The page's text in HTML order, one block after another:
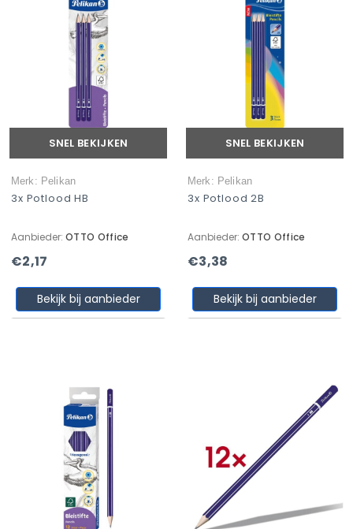
SNEL BEKIJKEN
Merk: Pelikan
3x Potlood HB
Aanbieder: OTTO Office
€2,17
Bekijk bij aanbieder
SNEL BEKIJKEN
Merk: Pelikan
3x Potlood 2B
Aanbieder: OTTO Office
€3,38
Bekijk bij aanbieder